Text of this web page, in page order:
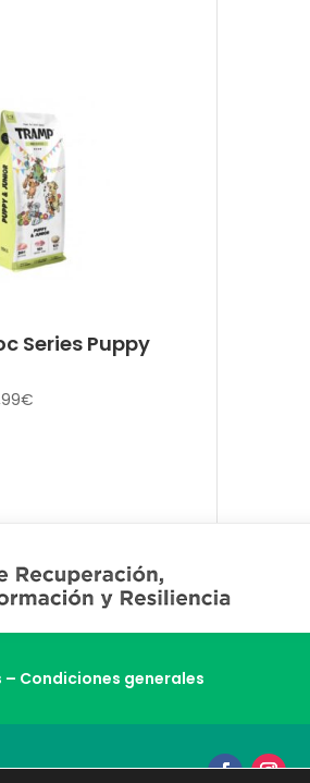
Series Puppy
€Rango
– Condiciones generales